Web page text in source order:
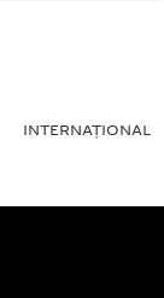
INTERNAŢIONAL